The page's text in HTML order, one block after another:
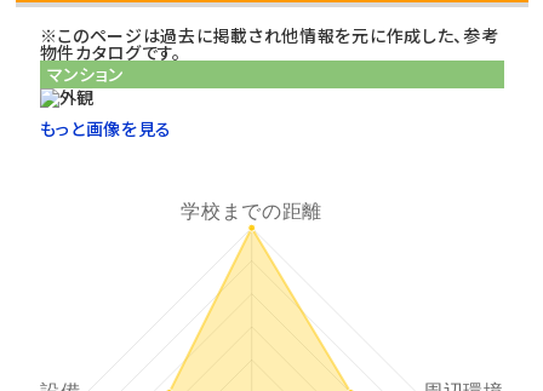
※このページは過去に掲載され他情報を元に作成した、参考
物件カタログです。
マンション
もっと画像を見る